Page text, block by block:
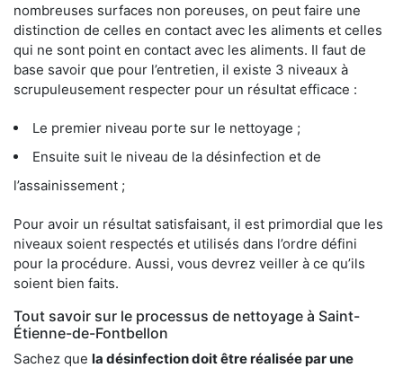
nombreuses surfaces non poreuses, on peut faire une
distinction de celles en contact avec les aliments et celles
qui ne sont point en contact avec les aliments. Il faut de
base savoir que pour l’entretien, il existe 3 niveaux à
scrupuleusement respecter pour un résultat efficace :
Le premier niveau porte sur le nettoyage ;
Ensuite suit le niveau de la désinfection et de
l’assainissement ;
Pour avoir un résultat satisfaisant, il est primordial que les
niveaux soient respectés et utilisés dans l’ordre défini
pour la procédure. Aussi, vous devrez veiller à ce qu’ils
soient bien faits.
Tout savoir sur le processus de nettoyage à Saint-
Étienne-de-Fontbellon
Sachez que la désinfection doit être réalisée par une